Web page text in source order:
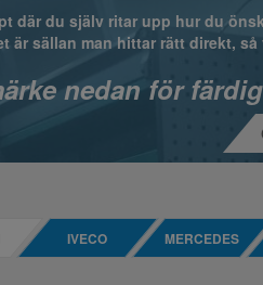
där du själv ritar upp hur du
är sällan man hittar rätt direkt,
nedan för
IVECO MERCEDES